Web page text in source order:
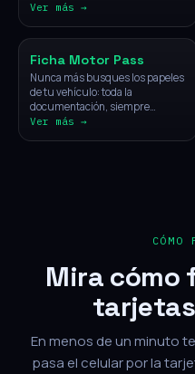
Ver más →
Vehículos
Ficha Motor Pass
Nunca más busques los papeles
de tu vehículo: toda la
documentación, siempre
disponible con un solo toque.
Ver más →
CÓMO
Mira cómo
En menos de un minuto
pasa el celular por la